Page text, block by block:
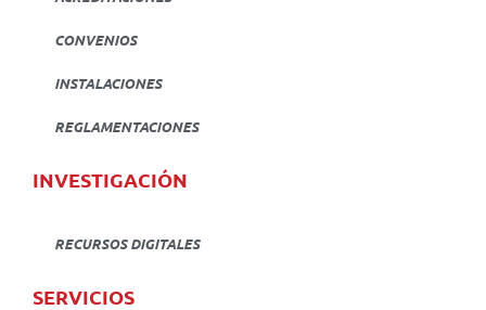
CONVENIOS
INSTALACIONES
REGLAMENTACIONES
INVESTIGACIÓN
RECURSOS DIGITALES
SERVICIOS